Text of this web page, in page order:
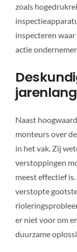
zoals
inspecteren
actie
Naast
monteurs over
in het vak. Zij
verstoppingen
meest effectief
verstopte
er niet voor om
duurzame